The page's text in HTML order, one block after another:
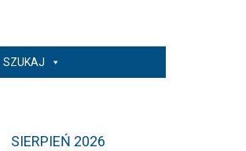
SZUKAJ
SIERPIEŃ 2026